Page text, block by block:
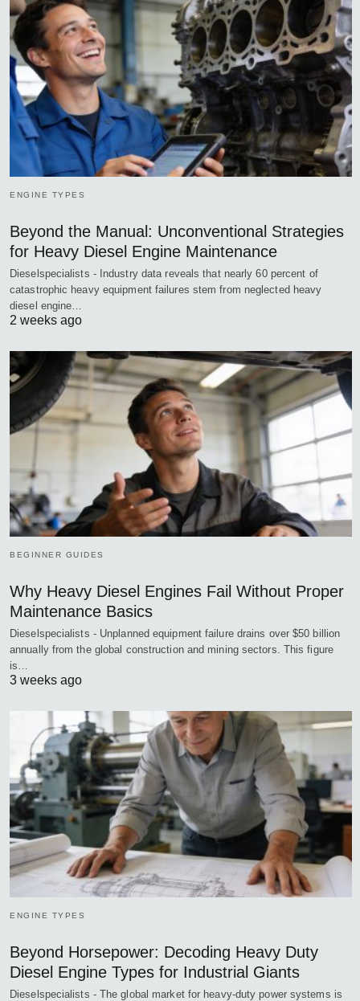
ENGINE TYPES
Beyond the Manual: Unconventional Strategies
for Heavy Diesel Engine Maintenance
Dieselspecialists - Industry data reveals that nearly 60 percent of
catastrophic heavy equipment failures stem from neglected heavy
diesel engine…
2 weeks ago
BEGINNER GUIDES
Why Heavy Diesel Engines Fail Without Proper
Maintenance Basics
Dieselspecialists - Unplanned equipment failure drains over $50 billion
annually from the global construction and mining sectors. This figure
is…
3 weeks ago
ENGINE TYPES
Beyond Horsepower: Decoding Heavy Duty
Diesel Engine Types for Industrial Giants
Dieselspecialists - The global market for heavy-duty power systems is